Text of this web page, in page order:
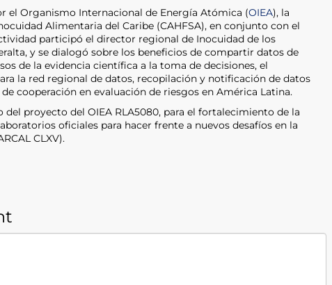
el Organismo Internacional de Energía Atómica (OIEA), la
Alimentaria del Caribe (CAHFSA), en conjunto con el
participó el director regional de Inocuidad de los
y se dialogó sobre los beneficios de compartir datos de
de la evidencia científica a la toma de decisiones, el
la red regional de datos, recopilación y notificación de datos
cooperación en evaluación de riesgos en América Latina.
del proyecto del OIEA RLA5080, para el fortalecimiento de la
oficiales para hacer frente a nuevos desafíos en la
CLXV).